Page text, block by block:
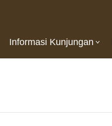
Informasi Kunjungan